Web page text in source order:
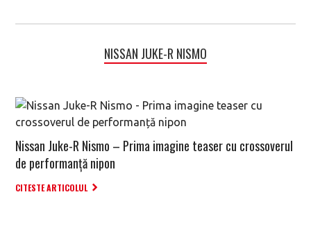
NISSAN JUKE-R NISMO
Nissan Juke-R Nismo – Prima imagine teaser cu crossoverul
de performanță nipon
CITESTE ARTICOLUL